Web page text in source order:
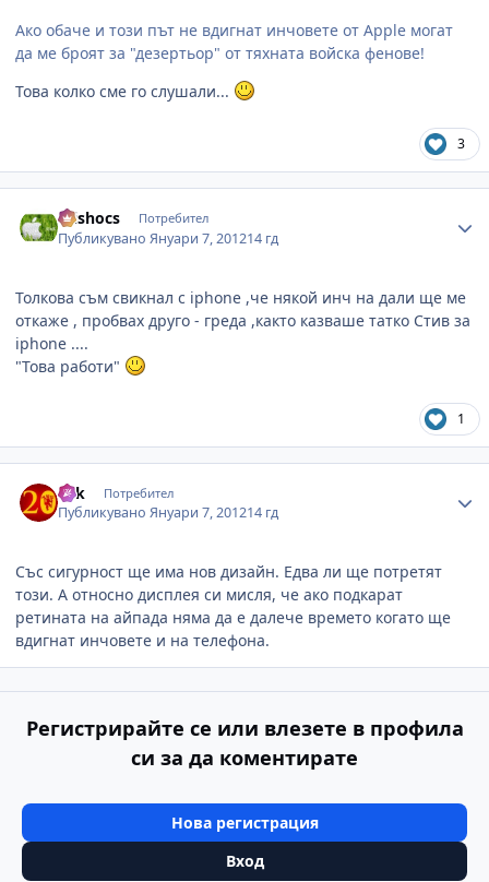
Ако обаче и този път не вдигнат инчовете от Apple могат
да ме броят за "дезертьор" от тяхната войска фенове!
Това колко сме го слушали...
3
mishocs Потребител
ПубликуваноЯнуари 7, 201214 гд
Толкова съм свикнал с iphone ,че някой инч на дали ще ме
откаже , пробвах друго - греда ,както казваше татко Стив за
iphone ....
"Това работи"
1
eek Потребител
ПубликуваноЯнуари 7, 201214 гд
Със сигурност ще има нов дизайн. Едва ли ще потретят
този. А относно дисплея си мисля, че ако подкарат
ретината на айпада няма да е далече времето когато ще
вдигнат инчовете и на телефона.
Регистрирайте се или влезете в профила
си за да коментирате
Нова регистрация
Вход